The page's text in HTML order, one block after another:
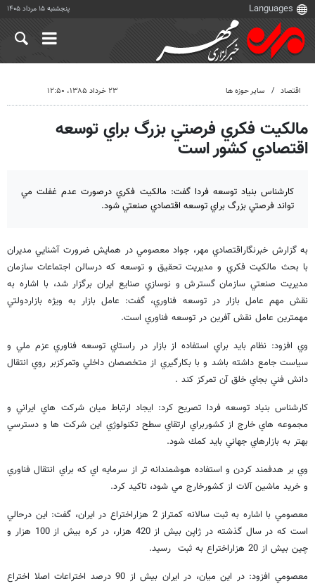
پنجشنبه ۱۵ مرداد ۱۴۰۵
اقتصاد سایر حوزه ها ۲۳ خرداد ۱۳۸۵، ۱۲:۵۰
مالكيت فكري فرصتي بزرگ براي توسعه
اقتصادي كشور است
كارشناس بنياد توسعه فردا گفت: مالكيت فكري درصورت عدم غفلت مي
تواند فرصتي بزرگ براي توسعه اقتصادي صنعتي شود.
به گزارش خبرنگاراقتصادي مهر، جواد معصومي در همايش ضرورت آشنايي مديران
با بحث مالكيت فكري و مديريت تحقيق و توسعه كه درسالن اجتماعات سازمان
مديريت صنعتي سازمان گسترش و نوسازي صنايع ايران برگزار شد، با اشاره به
نقش مهم عامل بازار در توسعه فناوري، گفت: عامل بازار به ويژه بازاردولتي
مهمترين عامل نقش آفرين در توسعه فناوري است.
وي افزود: نظام بايد براي استفاده از بازار در راستاي توسعه فناوري عزم ملي و
سياست جامع داشته باشد و با بكارگيري از متخصصان داخلي وتمركزبر روي انتقال
دانش فني بجاي خلق آن تمركز كند .
كارشناس بنياد توسعه فردا تصريح كرد: ايجاد ارتباط ميان شركت هاي ايراني و
مجموعه هاي خارج از كشوربراي ارتقاي سطح تكنولوژي اين شركت ها و دسترسي
بهتر به بازارهاي جهاني بايد كمك شود.
وي بر هدفمند كردن و استفاده هوشمندانه تر از سرمايه اي كه براي انتقال فناوري
و خريد ماشين آلات از كشورخارج مي شود، تاكيد كرد.
معصومي با اشاره به ثبت سالانه كمتراز 2 هزاراختراع در ايران، گفت: اين درحالي
است كه در سال گذشته در ژاپن بيش از 420 هزار، در كره بيش از 100 هزار و
چين بيش از 20 هزاراختراع به ثبت رسيد.
معصومي افزود: در اين ميان، در ايران بيش از 90 درصد اختراعات اصلا اختراع